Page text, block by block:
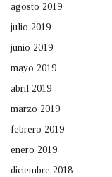
agosto 2019
julio 2019
junio 2019
mayo 2019
abril 2019
marzo 2019
febrero 2019
enero 2019
diciembre 2018